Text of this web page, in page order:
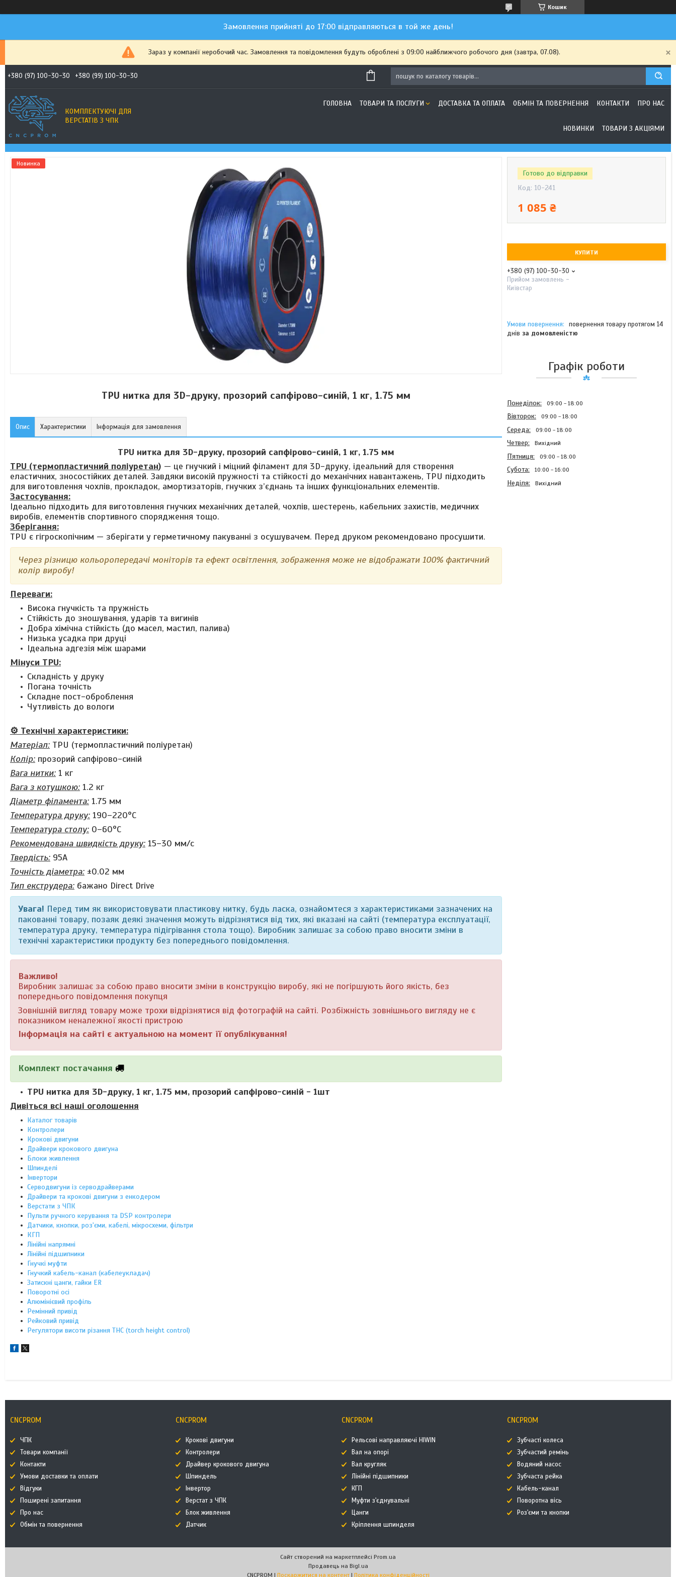
Кошик
Замовлення прийняті до 17:00 відправляються в той же день!
Зараз у компанії неробочий час. Замовлення та повідомлення будуть оброблені з 09:00 найближчого робочого дня (завтра, 07.08).
+380 (97) 100-30-30 +380 (99) 100-30-30
КОМПЛЕКТУЮЧІ ДЛЯ
ВЕРСТАТІВ З ЧПК
ГОЛОВНА ТОВАРИ ТА ПОСЛУГИ ДОСТАВКА ТА ОПЛАТА ОБМІН ТА ПОВЕРНЕННЯ КОНТАКТИ ПРО НАС
НОВИНКИ ТОВАРИ З АКЦІЯМИ
Новинка
TPU нитка для 3D-друку, прозорий сапфірово-синій, 1 кг, 1.75 мм
Опис Характеристики Інформація для замовлення
TPU нитка для 3D-друку, прозорий сапфірово-синій, 1 кг, 1.75 мм
TPU (термопластичний поліуретан) — це гнучкий і міцний філамент для 3D-друку, ідеальний для створення
еластичних, зносостійких деталей. Завдяки високій пружності та стійкості до механічних навантажень, TPU підходить
для виготовлення чохлів, прокладок, амортизаторів, гнучких з’єднань та інших функціональних елементів.
Застосування:
Ідеально підходить для виготовлення гнучких механічних деталей, чохлів, шестерень, кабельних захистів, медичних
виробів, елементів спортивного спорядження тощо.
Зберігання:
TPU є гігроскопічним — зберігати у герметичному пакуванні з осушувачем. Перед друком рекомендовано просушити.
Через різницю кольоропередачі моніторів та ефект освітлення, зображення може не відображати 100% фактичний
колір виробу!
Переваги:
Висока гнучкість та пружність
Стійкість до зношування, ударів та вигинів
Добра хімічна стійкість (до масел, мастил, палива)
Низька усадка при друці
Ідеальна адгезія між шарами
Мінуси TPU:
Складність у друку
Погана точність
Складне пост-оброблення
Чутливість до вологи
⚙️ Технічні характеристики:
Матеріал: TPU (термопластичний поліуретан)
Колір: прозорий сапфірово-синій
Вага нитки: 1 кг
Вага з котушкою: 1.2 кг
Діаметр філамента: 1.75 мм
Температура друку: 190–220°C
Температура столу: 0–60°C
Рекомендована швидкість друку: 15–30 мм/с
Твердість: 95A
Точність діаметра: ±0.02 мм
Тип екструдера: бажано Direct Drive
Увага! Перед тим як використовувати пластикову нитку, будь ласка, ознайомтеся з характеристиками зазначених на
пакованні товару, позаяк деякі значення можуть відрізнятися від тих, які вказані на сайті (температура експлуатації,
температура друку, температура підігрівання стола тощо). Виробник залишає за собою право вносити зміни в
технічні характеристики продукту без попереднього повідомлення.
Важливо!
Виробник залишає за собою право вносити зміни в конструкцію виробу, які не погіршують його якість, без
попереднього повідомлення покупця
Зовнішній вигляд товару може трохи відрізнятися від фотографій на сайті. Розбіжність зовнішнього вигляду не є
показником неналежної якості пристрою
Інформація на сайті є актуальною на момент її опублікування!
Комплект постачання
TPU нитка для 3D-друку, 1 кг, 1.75 мм, прозорий сапфірово-синій - 1шт
Дивіться всі наші оголошення
Каталог товарів
Контролери
Крокові двигуни
Драйвери крокового двигуна
Блоки живлення
Шпинделі
Інвертори
Серводвигуни із серводрайверами
Драйвери та крокові двигуни з енкодером
Верстати з ЧПК
Пульти ручного керування та DSP контролери
Датчики, кнопки, роз'єми, кабелі, мікросхеми, фільтри
КГП
Лінійні напрямні
Лінійні підшипники
Гнучкі муфти
Гнучкий кабель-канал (кабелеукладач)
Затискні цанги, гайки ER
Поворотні осі
Алюмінієвий профіль
Ремінний привід
Рейковий привід
Регулятори висоти різання THC (torch height control)
Готово до відправки
Код: 10-241
1 085 ₴
КУПИТИ
+380 (97) 100-30-30
Прийом замовлень -
Київстар
повернення товару протягом 14
днів за домовленістю
Графік роботи
Понеділок 09:00 18:00
Вівторок 09:00 18:00
Середа 09:00 18:00
Четвер Вихідний
Пʼятниця 09:00 18:00
Субота 10:00 16:00
Неділя Вихідний
CNCPROM
ЧПК
Товари компанії
Контакти
Умови доставки та оплати
Відгуки
Поширені запитання
Про нас
Обмін та повернення
CNCPROM
Крокові двигуни
Контролери
Драйвер крокового двигуна
Шпиндель
Інвертор
Верстат з ЧПК
Блок живлення
Датчик
CNCPROM
Рельсові направляючі HIWIN
Вал на опорі
Вал кругляк
Лінійні підшипники
КГП
Муфти з'єднувальні
Цанги
Кріплення шпинделя
CNCPROM
Зубчасті колеса
Зубчастий ремінь
Водяний насос
Зубчаста рейка
Кабель-канал
Поворотна вісь
Роз'єми та кнопки
Сайт створений на маркетплейсі Prom.ua
Продавець на Bigl.ua
CNCPROM | Поскаржитися на контент | Політика конфіденційності